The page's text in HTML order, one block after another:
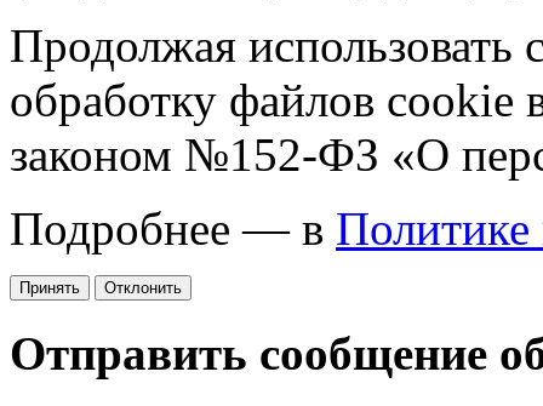
Продолжая использовать
обработку файлов cookie
законом №152-ФЗ «О
Подробнее — в Политике
Принять Отклонить
Отправить сообщение